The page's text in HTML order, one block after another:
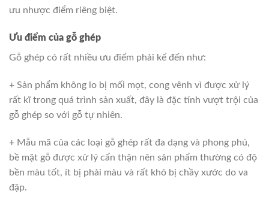
ưu nhược điểm riêng biệt.
Ưu điểm của gỗ ghép
Gỗ ghép có rất nhiều ưu điểm phải kể đến như:
+ Sản phẩm không lo bị mối mọt, cong vênh vì được xử lý
rất kĩ trong quá trình sản xuất, đây là đặc tính vượt trội của
gỗ ghép so với gỗ tự nhiên.
+ Mẫu mã của các loại gỗ ghép rất đa dạng và phong phú,
bề mặt gỗ được xử lý cẩn thận nên sản phẩm thường có độ
bền màu tốt, ít bị phải màu và rất khó bị chầy xước do va
đập.